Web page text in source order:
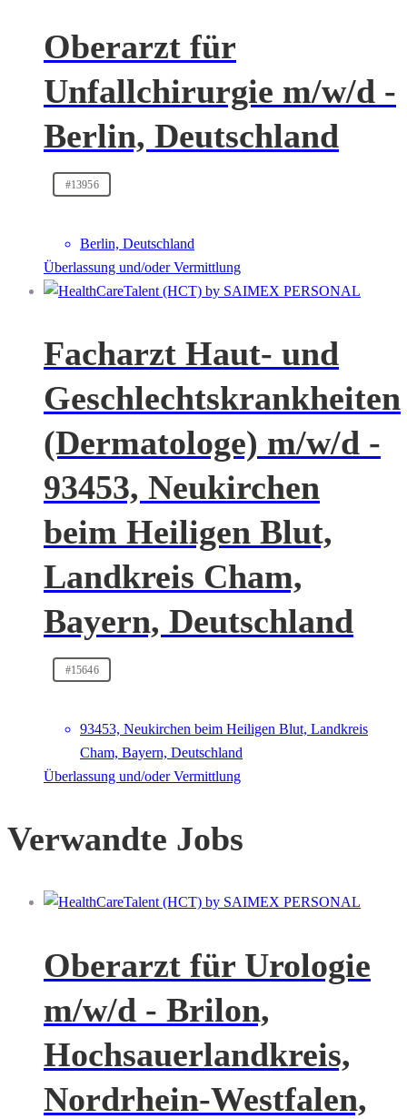
Oberarzt für
Unfallchirurgie m/w/d -
Berlin, Deutschland
#13956
Berlin, Deutschland
Überlassung und/oder Vermittlung
Facharzt Haut- und
Geschlechtskrankheiten
(Dermatologe) m/w/d -
93453, Neukirchen
beim Heiligen Blut,
Landkreis Cham,
Bayern, Deutschland
#15646
93453, Neukirchen beim Heiligen Blut, Landkreis
Cham, Bayern, Deutschland
Überlassung und/oder Vermittlung
Verwandte Jobs
Oberarzt für Urologie
m/w/d - Brilon,
Hochsauerlandkreis,
Nordrhein-Westfalen,